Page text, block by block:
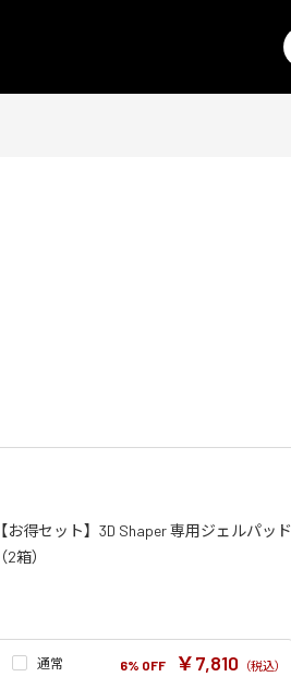
【お得セット】3D Shaper 専用ジェルパッド
（2箱）
通常 6% OFF ￥7,810 （税込）